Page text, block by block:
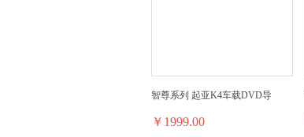
智尊系列 起亚K4车载DVD导
￥1999.00